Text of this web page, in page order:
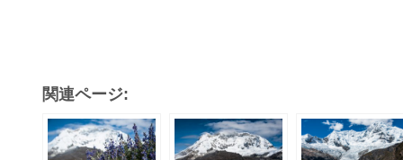
関連ページ: